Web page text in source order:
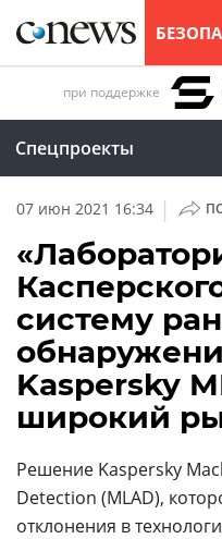
при поддержке
Спецпроекты
07 июн 2021 16:34 |
систему
Kaspersky
широкий
Решение Kaspersky
Detection (MLAD),
отклонения в